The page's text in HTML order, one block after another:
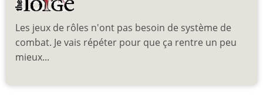
Les jeux de rôles n'ont pas besoin de système de
combat. Je vais répéter pour que ça rentre un peu
mieux...